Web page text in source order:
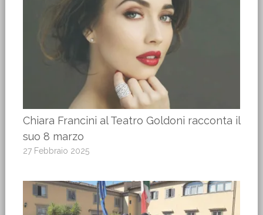
Chiara Francini al Teatro Goldoni racconta il
suo 8 marzo
27 Febbraio 2025